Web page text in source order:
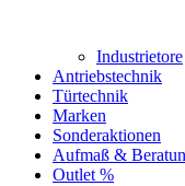
Industrietore
Antriebstechnik
Türtechnik
Marken
Sonderaktionen
Aufmaß &
Outlet %